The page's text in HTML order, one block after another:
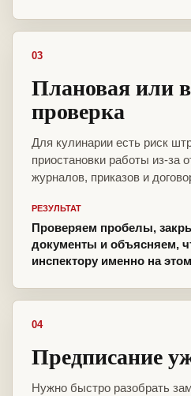
03
Плановая или
проверка
Для кулинарии есть риск
приостановки работы из-за
журналов, приказов и
РЕЗУЛЬТАТ
Проверяем пробелы,
документы и объясняем,
инспектору именно на
04
Предписание
Нужно быстро разобрать